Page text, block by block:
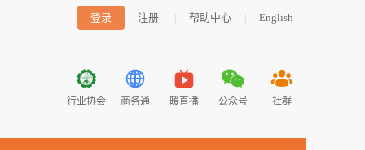
登录 注册 帮助中心 English
行业协会 商务通 暖直播 公众号 社群